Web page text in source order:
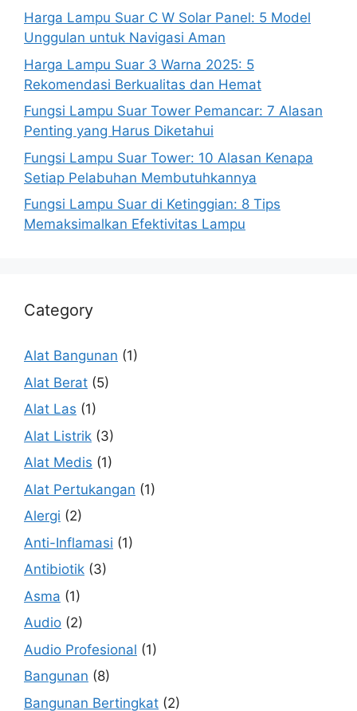
Harga Lampu Suar C W Solar Panel: 5 Model
Unggulan untuk Navigasi Aman
Harga Lampu Suar 3 Warna 2025: 5
Rekomendasi Berkualitas dan Hemat
Fungsi Lampu Suar Tower Pemancar: 7 Alasan
Penting yang Harus Diketahui
Fungsi Lampu Suar Tower: 10 Alasan Kenapa
Setiap Pelabuhan Membutuhkannya
Fungsi Lampu Suar di Ketinggian: 8 Tips
Memaksimalkan Efektivitas Lampu
Category
Alat Bangunan (1)
Alat Berat (5)
Alat Las (1)
Alat Listrik (3)
Alat Medis (1)
Alat Pertukangan (1)
Alergi (2)
Anti-Inflamasi (1)
Antibiotik (3)
Asma (1)
Audio (2)
Audio Profesional (1)
Bangunan (8)
Bangunan Bertingkat (2)